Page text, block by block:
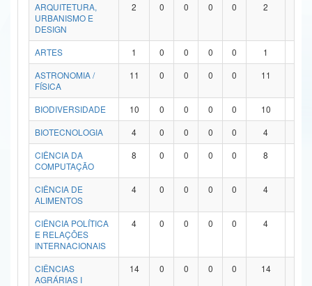
Ministério da Mulher, da Família e dos Direitos Humanos
Secretaria de Governo
Advocacia-Geral da União
Banco Central do Brasil
ARQUITETURA,
URBANISMO E
DESIGN
2 0 0 0 0 2
ARTES 1 0 0 0 0 1
ASTRONOMIA /
FÍSICA
11 0 0 0 0 11
BIODIVERSIDADE 10 0 0 0 0 10
BIOTECNOLOGIA
4 0 0 0 0 4
CIÊNCIA DA
COMPUTAÇÃO
8 0 0 0 0 8
CIÊNCIA DE
ALIMENTOS
4 0 0 0 0 4
CIÊNCIA POLÍTICA
E RELAÇÕES
INTERNACIONAIS
4 0 0 0 0 4
CIÊNCIAS
AGRÁRIAS I
14 0 0 0 0 14